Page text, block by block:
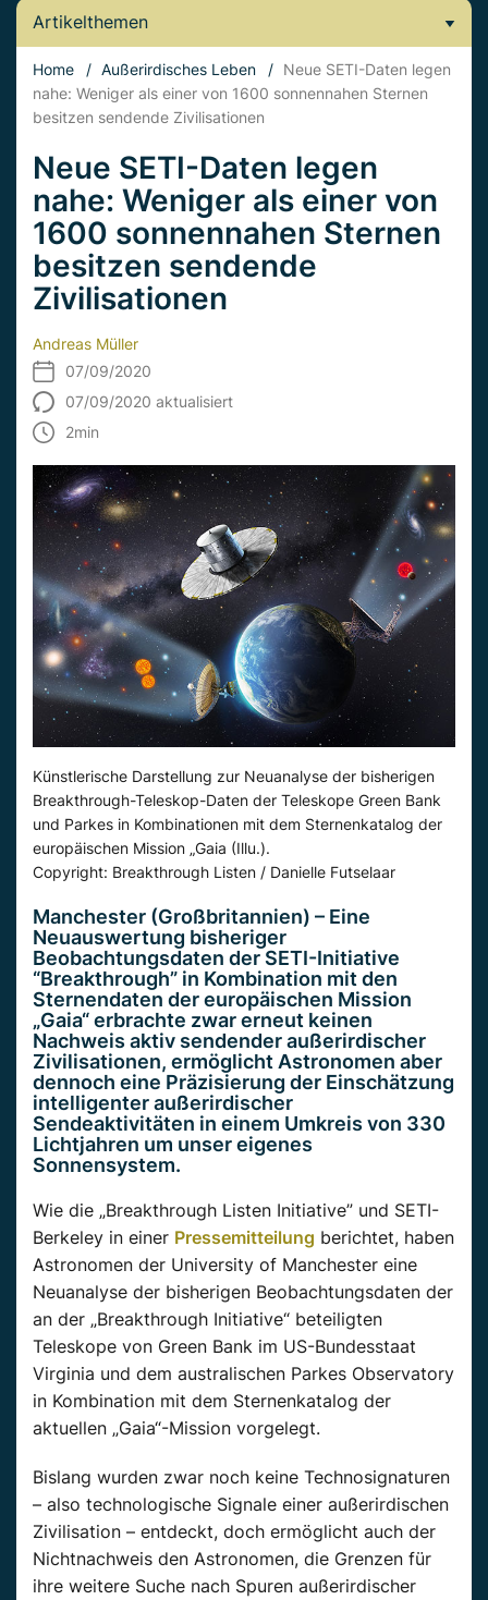
Artikelthemen
Home / Außerirdisches Leben / Neue SETI-Daten legen
nahe: Weniger als einer von 1600 sonnennahen Sternen
besitzen sendende Zivilisationen
Neue SETI-Daten legen
nahe: Weniger als einer von
1600 sonnennahen Sternen
besitzen sendende
Zivilisationen
Andreas Müller
07/09/2020
07/09/2020 aktualisiert
2min
Künstlerische Darstellung zur Neuanalyse der bisherigen
Breakthrough-Teleskop-Daten der Teleskope Green Bank
und Parkes in Kombinationen mit dem Sternenkatalog der
europäischen Mission „Gaia (Illu.).
Copyright: Breakthrough Listen / Danielle Futselaar
Manchester (Großbritannien) – Eine
Neuauswertung bisheriger
Beobachtungsdaten der SETI-Initiative
“Breakthrough” in Kombination mit den
Sternendaten der europäischen Mission
„Gaia“ erbrachte zwar erneut keinen
Nachweis aktiv sendender außerirdischer
Zivilisationen, ermöglicht Astronomen aber
dennoch eine Präzisierung der Einschätzung
intelligenter außerirdischer
Sendeaktivitäten in einem Umkreis von 330
Lichtjahren um unser eigenes
Sonnensystem.
Wie die „Breakthrough Listen Initiative” und SETI-
Berkeley in einer Pressemitteilung berichtet, haben
Astronomen der University of Manchester eine
Neuanalyse der bisherigen Beobachtungsdaten der
an der „Breakthrough Initiative“ beteiligten
Teleskope von Green Bank im US-Bundesstaat
Virginia und dem australischen Parkes Observatory
in Kombination mit dem Sternenkatalog der
aktuellen „Gaia“-Mission vorgelegt.
Bislang wurden zwar noch keine Technosignaturen
– also technologische Signale einer außerirdischen
Zivilisation – entdeckt, doch ermöglicht auch der
Nichtnachweis den Astronomen, die Grenzen für
ihre weitere Suche nach Spuren außerirdischer